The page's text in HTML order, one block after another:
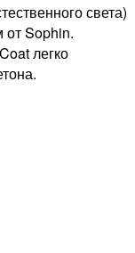
света)
Sophin.
легко